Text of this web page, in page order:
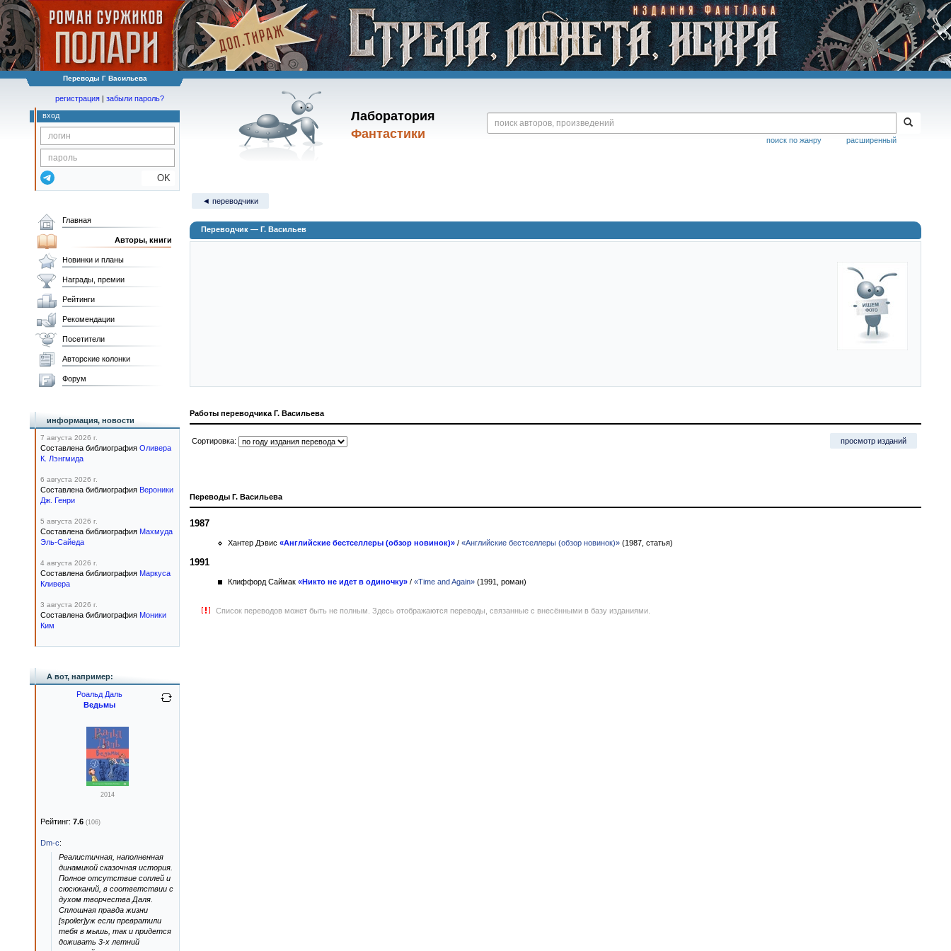
Переводы Г Васильева
Лаборатория
Фантастики
расширенный
поиск по жанру
регистрация | забыли пароль?
вход
OK
◄ переводчики
Переводчик — Г. Васильев
Работы переводчика Г. Васильева
Сортировка: просмотр изданий
Переводы Г. Васильева
1987
Хантер Дэвис «Английские бестселлеры (обзор новинок)» / «Английские бестселлеры (обзор новинок)» (1987, статья)
1991
Клиффорд Саймак «Никто не идет в одиночку» / «Time and Again» (1991, роман)
Список переводов может быть не полным. Здесь отображаются переводы, связанные с внесёнными в базу изданиями.
Главная
Авторы, книги
Новинки и планы
Награды, премии
Рейтинги
Рекомендации
Посетители
Авторские колонки
Форум
информация, новости
7 августа 2026 г.
Составлена библиография Оливера
К. Лэнгмида
6 августа 2026 г.
Составлена библиография Вероники
Дж. Генри
5 августа 2026 г.
Составлена библиография Махмуда
Эль-Сайеда
4 августа 2026 г.
Составлена библиография Маркуса
Кливера
3 августа 2026 г.
Составлена библиография Моники
Ким
А вот, например:
Роальд Даль
Ведьмы
2014
Рейтинг: 7.6 (106)
Dm-c:
Реалистичная, наполненная
динамикой сказочная история.
Полное отсутствие соплей и
сюсюканий, в соответствии с
духом творчества Даля.
Сплошная правда жизни
[spoiler]уж если превратили
тебя в мышь, так и придется
доживать 3-х летний